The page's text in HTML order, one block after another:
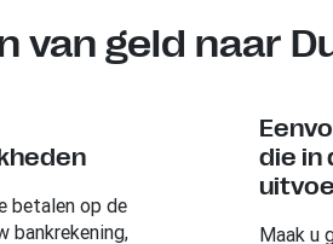
van geld naar
betalen op de
bankrekening,
die in
Maak u